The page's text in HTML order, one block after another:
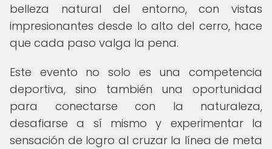
belleza natural del entorno, con vistas
impresionantes desde lo alto del cerro, hace
que cada paso valga la pena.
Este evento no solo es una competencia
deportiva, sino también una oportunidad
para conectarse con la naturaleza,
desafiarse a sí mismo y experimentar la
sensación de logro al cruzar la línea de meta